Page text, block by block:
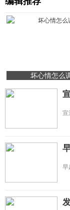
坏心情怎么
宣
早